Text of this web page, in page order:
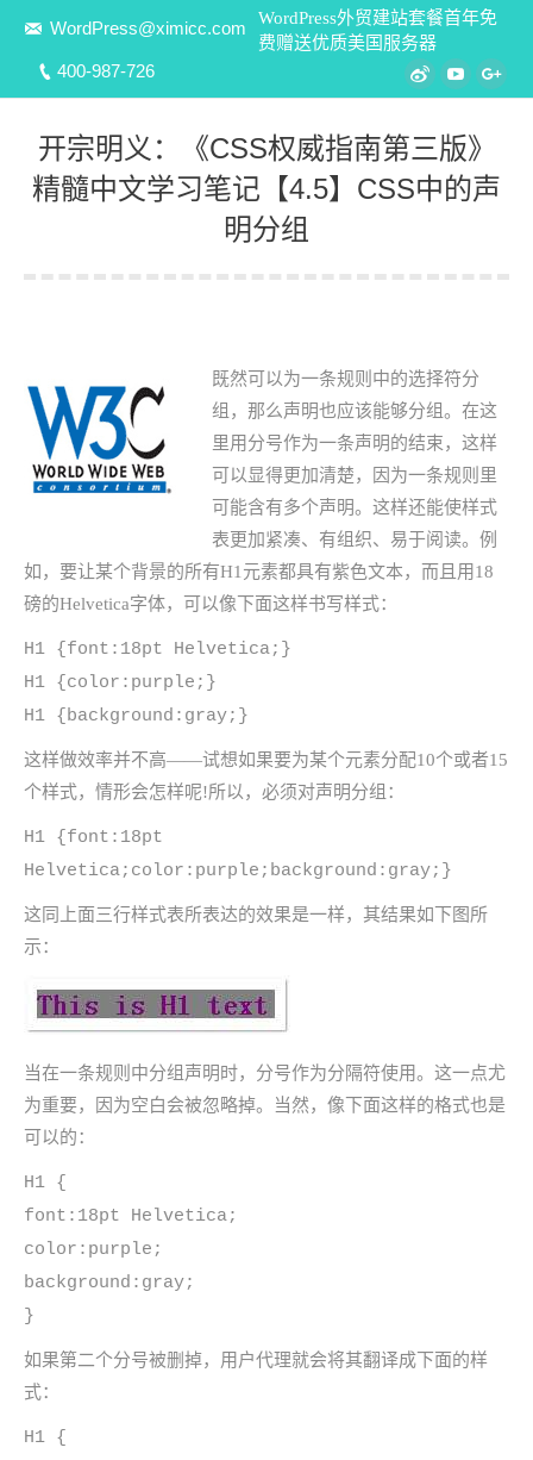
WordPress@ximicc.com
400-987-726
WordPress外贸建站套餐首年免
费赠送优质美国服务器
WeiboYouTube
开宗明义：《CSS权威指南第三版》
精髓中文学习笔记【4.5】CSS中的声
明分组
既然可以为一条规则中的选择符分
组，那么声明也应该能够分组。在这
里用分号作为一条声明的结束，这样
可以显得更加清楚，因为一条规则里
可能含有多个声明。这样还能使样式
表更加紧凑、有组织、易于阅读。例
如，要让某个背景的所有H1元素都具有紫色文本，而且用18
磅的Helvetica字体，可以像下面这样书写样式：
H1 {font:18pt Helvetica;}
H1 {color:purple;}
H1 {background:gray;}
这样做效率并不高——试想如果要为某个元素分配10个或者15
个样式，情形会怎样呢!所以，必须对声明分组：
H1 {font:18pt
Helvetica;color:purple;background:gray;}
这同上面三行样式表所表达的效果是一样，其结果如下图所
示：
当在一条规则中分组声明时，分号作为分隔符使用。这一点尤
为重要，因为空白会被忽略掉。当然，像下面这样的格式也是
可以的：
H1 {
font:18pt Helvetica;
color:purple;
background:gray;
}
如果第二个分号被删掉，用户代理就会将其翻译成下面的样
式：
H1 {